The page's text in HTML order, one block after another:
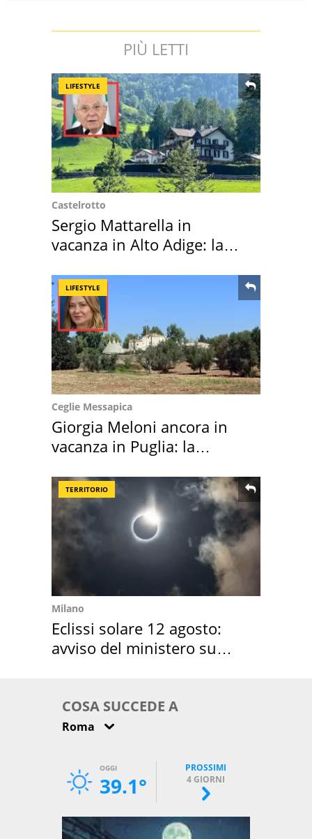
PIÙ LETTI
LIFESTYLE
Castelrotto
Sergio Mattarella in
vacanza in Alto Adige: la
LIFESTYLE
Ceglie Messapica
Giorgia Meloni ancora in
vacanza in Puglia: la
TERRITORIO
Milano
Eclissi solare 12 agosto:
avviso del ministero su